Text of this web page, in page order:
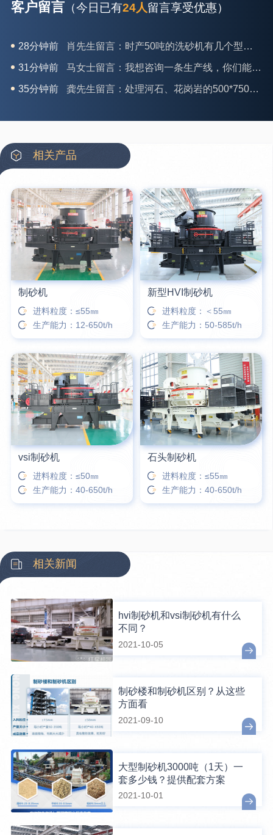
客户留言 （今日已有24人留言享受优惠）
28分钟前 肖先生留言：时产50吨的洗砂机有几个型号？
31分钟前 马女士留言：我想咨询一条生产线，你们能做吗？
35分钟前 龚先生留言：处理河石、花岗岩的500*750颚破机什么价位？
3分钟前 王先生留言：水泥厂熟料能破碎吗？推荐用什么机器？
6分钟前 姚女士留言：这款破碎机一小时产能多大？是用电的还是燃油的？
12分钟前 宋先生留言：50吨左右的制砂机大概什么价位？
16分钟前 柳先生留言：洗石英砂全套设备有哪些？
26分钟前 杨先生留言：建筑垃圾破碎机可以铁器分类吗？
相关产品
制砂机
进料粒度：≤55㎜
生产能力：12-650t/h
新型HVI制砂机
进料粒度：＜55㎜
生产能力：50-585t/h
vsi制砂机
进料粒度：≤50㎜
生产能力：40-650t/h
石头制砂机
进料粒度：≤55㎜
生产能力：40-650t/h
相关新闻
hvi制砂机和vsi制砂机有什么
不同？
2021-10-05
制砂楼和制砂机区别？从这些
方面看
2021-09-10
大型制砂机3000吨（1天）一
套多少钱？提供配套方案
2021-10-01